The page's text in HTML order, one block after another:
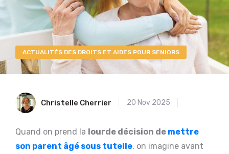
ACTUALITÉS DES DROITS ET AIDES POUR SENIORS
Christelle Cherrier 20 Nov 2025
Quand on prend la lourde décision de mettre
son parent âgé sous tutelle, on imagine avant